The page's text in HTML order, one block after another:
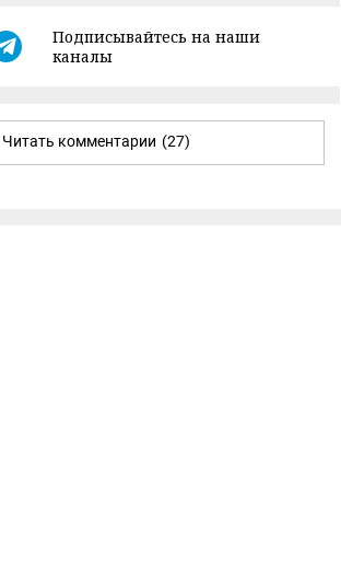
Подписывайтесь на наши
каналы
Читать комментарии (27)